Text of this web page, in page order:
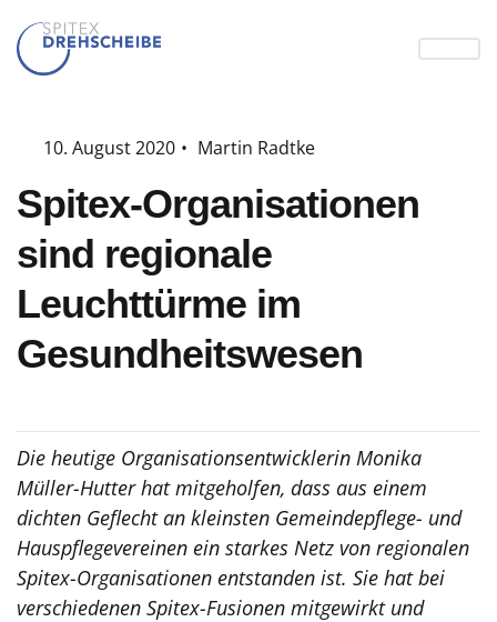
10. August 2020 • Martin Radtke
Spitex-Organisationen
sind regionale
Leuchttürme im
Gesundheitswesen
Die heutige Organisationsentwicklerin Monika
Müller-Hutter hat mitgeholfen, dass aus einem
dichten Geflecht an kleinsten Gemeindepflege- und
Hauspflegevereinen ein starkes Netz von regionalen
Spitex-Organisationen entstanden ist. Sie hat bei
verschiedenen Spitex-Fusionen mitgewirkt und